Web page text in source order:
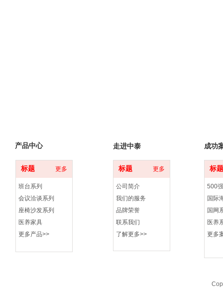
标题 更多
班台系列
会议洽谈系列
座椅沙发系列
医养家具
更多产品>>
标题 更多
公司简介
我们的服务
品牌荣誉
联系我们
了解更多>>
标题
500
国际
国网
医养
更多
产品中心 走进中泰 成功